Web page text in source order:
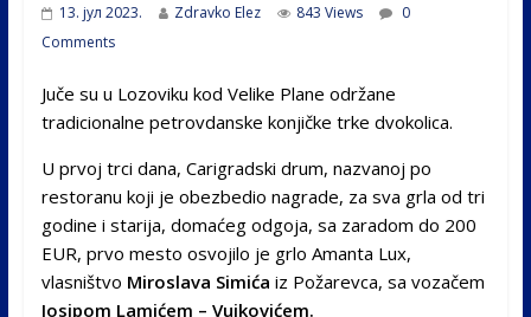
13. јул 2023. Zdravko Elez 843 Views
0
Comments
Juče su u Lozoviku kod Velike Plane održane
tradicionalne petrovdanske konjičke trke dvokolica.
U prvoj trci dana, Carigradski drum, nazvanoj po
restoranu koji je obezbedio nagrade, za sva grla od tri
godine i starija, domaćeg odgoja, sa zaradom do 200
EUR, prvo mesto osvojilo je grlo Amanta Lux,
vlasništvo Miroslava Simića iz Požarevca, sa vozačem
Josipom Lamićem – Vujkovićem.